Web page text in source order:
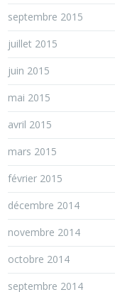
septembre 2015
juillet 2015
juin 2015
mai 2015
avril 2015
mars 2015
février 2015
décembre 2014
novembre 2014
octobre 2014
septembre 2014